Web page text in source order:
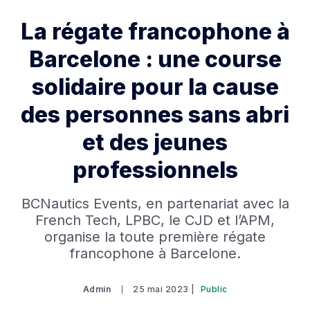
La régate francophone à
Barcelone : une course
solidaire pour la cause
des personnes sans abri
et des jeunes
professionnels
BCNautics Events, en partenariat avec la
French Tech, LPBC, le CJD et l’APM,
organise la toute première régate
francophone à Barcelone.
Admin 25 mai 2023 | Public